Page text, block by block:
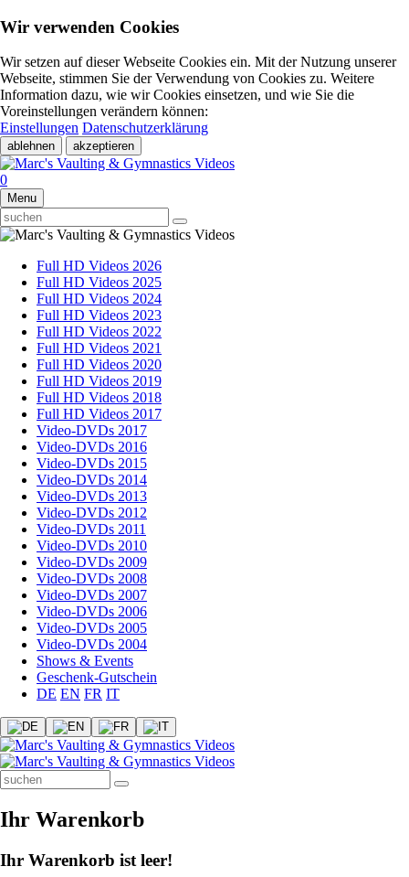
Wir verwenden Cookies
Wir setzen auf dieser Webseite Cookies ein. Mit der Nutzung unserer
Webseite, stimmen Sie der Verwendung von Cookies zu. Weitere
Information dazu, wie wir Cookies einsetzen, und wie Sie die
Voreinstellungen verändern können:
Einstellungen Datenschutzerklärung
ablehnen akzeptieren
0
Menu
Full HD Videos 2026
Full HD Videos 2025
Full HD Videos 2024
Full HD Videos 2023
Full HD Videos 2022
Full HD Videos 2021
Full HD Videos 2020
Full HD Videos 2019
Full HD Videos 2018
Full HD Videos 2017
Video-DVDs 2017
Video-DVDs 2016
Video-DVDs 2015
Video-DVDs 2014
Video-DVDs 2013
Video-DVDs 2012
Video-DVDs 2011
Video-DVDs 2010
Video-DVDs 2009
Video-DVDs 2008
Video-DVDs 2007
Video-DVDs 2006
Video-DVDs 2005
Video-DVDs 2004
Shows & Events
Geschenk-Gutschein
DE EN FR IT
Ihr Warenkorb
Ihr Warenkorb ist leer!